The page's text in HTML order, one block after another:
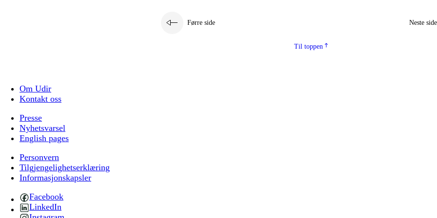
Førre side Neste side
Til toppen
Om Udir
Kontakt oss
Presse
Nyhetsvarsel
English pages
Personvern
Tilgjengelighetserklæring
Informasjonskapsler
Facebook
LinkedIn